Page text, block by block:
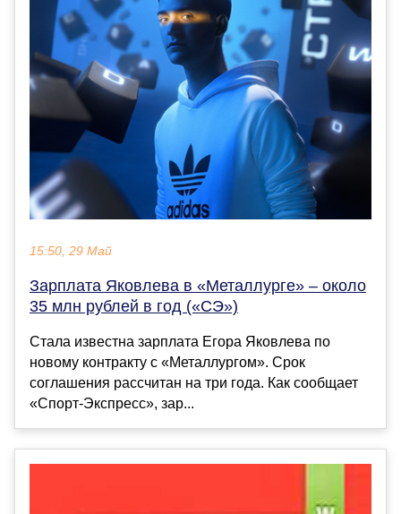
15:50, 29 Май
Зарплата Яковлева в «Металлурге» – около
35 млн рублей в год («СЭ»)
Стала известна зарплата Егора Яковлева по
новому контракту с «Металлургом». Срок
соглашения рассчитан на три года. Как сообщает
«Спорт-Экспресс», зар...